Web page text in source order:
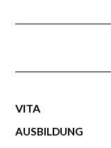
VITA
AUSBILDUNG